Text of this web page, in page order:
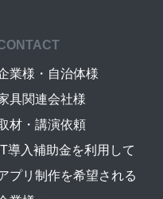
業様・自治体様
具関連会社様
材・講演依頼
IT導入補助金を利用して
プリ制作を希望される